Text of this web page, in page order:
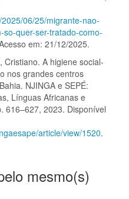
06/25/migrante-nao-
quer-ser-tratado-como-
em: 21/12/2025.
Cristiano. A higiene social-
nos grandes centros
NJINGA e SEPÉ:
Línguas Africanas e
616–627, 2023. Disponível
article/view/1520.
mesmo(s)